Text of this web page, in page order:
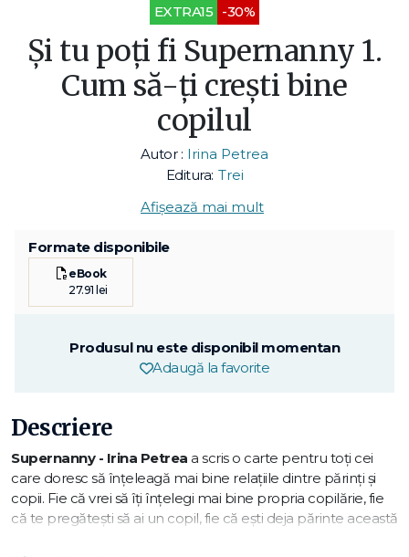
EXTRA15 -30%
Şi tu poţi fi Supernanny 1.
Cum să-ţi creşti bine
copilul
Autor : Irina Petrea
Editura: Trei
Afișează mai mult
Formate disponibile
eBook
27.91 lei
Produsul nu este disponibil momentan
Adaugă la favorite
Descriere
Supernanny - Irina Petrea a scris o carte pentru toţi cei
care doresc să înţeleagă mai bine relaţiile dintre părinţi şi
copii. Fie că vrei să îţi înţelegi mai bine propria copilărie, fie
că te pregăteşti să ai un copil, fie că eşti deja părinte această